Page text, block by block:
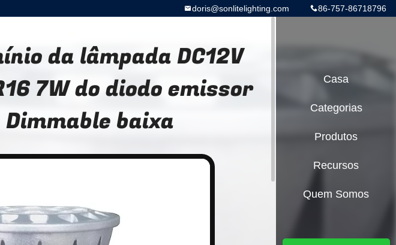
86-757-86718796
doris@sonlitelighting.com
da lâmpada DC12V
7W do diodo emissor
baixa
Casa
Categorias
Produtos
Recursos
Quem Somos